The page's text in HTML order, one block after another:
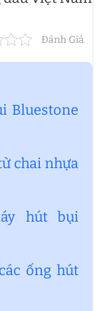
Đánh Giá
Bluestone
chai nhựa
hút bụi
ống hút